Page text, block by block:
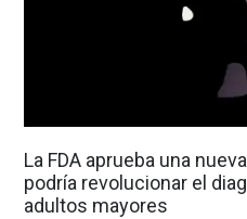
La FDA aprueba una
podría revolucionar el
adultos mayores